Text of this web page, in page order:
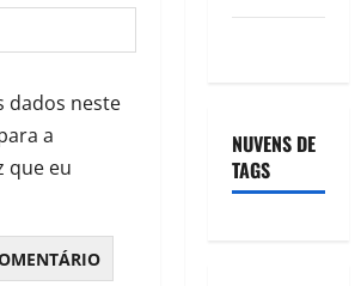
dados neste
a
que eu
NUVENS DE
TAGS